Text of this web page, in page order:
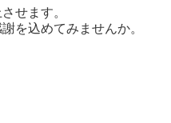
せます。
を込めてみませんか。